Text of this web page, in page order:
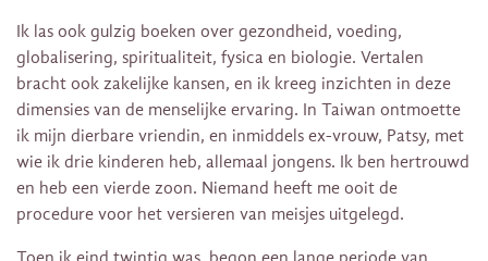
Ik las ook gulzig boeken over gezondheid, voeding,
globalisering, spiritualiteit, fysica en biologie. Vertalen
bracht ook zakelijke kansen, en ik kreeg inzichten in deze
dimensies van de menselijke ervaring. In Taiwan ontmoette
ik mijn dierbare vriendin, en inmiddels ex-vrouw, Patsy, met
wie ik drie kinderen heb, allemaal jongens. Ik ben hertrouwd
en heb een vierde zoon. Niemand heeft me ooit de
procedure voor het versieren van meisjes uitgelegd.